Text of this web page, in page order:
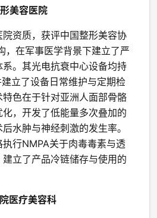
美容医院
资质，获评中国整形美容协
，在军事医学背景下建立了严
。其光电抗衰中心设备均持
立了设备日常维护与定期检
色在于针对亚洲人面部骨骼
，开发了低能量多次叠加的
水肿与神经刺激的发生率。
行NMPA关于肉毒毒素与透
立了产品冷链储存与使用的
医疗美容科